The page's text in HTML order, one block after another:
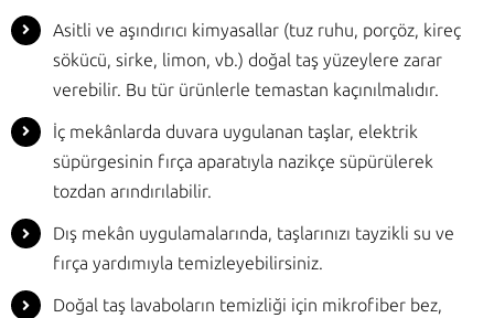
Asitli ve aşındırıcı kimyasallar (tuz ruhu, porçöz, kireç
sökücü, sirke, limon, vb.) doğal taş yüzeylere zarar
verebilir. Bu tür ürünlerle temastan kaçınılmalıdır.
İç mekânlarda duvara uygulanan taşlar, elektrik
süpürgesinin fırça aparatıyla nazikçe süpürülerek
tozdan arındırılabilir.
Dış mekân uygulamalarında, taşlarınızı tayzikli su ve
fırça yardımıyla temizleyebilirsiniz.
Doğal taş lavaboların temizliği için mikrofiber bez,